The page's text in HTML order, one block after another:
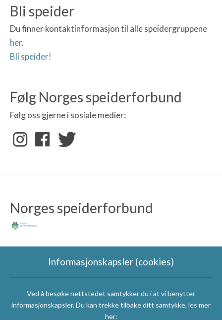
Bli speider
Du finner kontaktinformasjon til alle speidergruppene
her.
Bli speider!
Følg Norges speiderforbund
Følg oss gjerne i sosiale medier:
Norges speiderforbund
Speidergruppas
Informasjonskapsler (cookies)
Ved å besøke nettstedet samtykker du i at vi benytter
informasjonskapsler. Du kan trekke tilbake ditt samtykke, les mer
her: